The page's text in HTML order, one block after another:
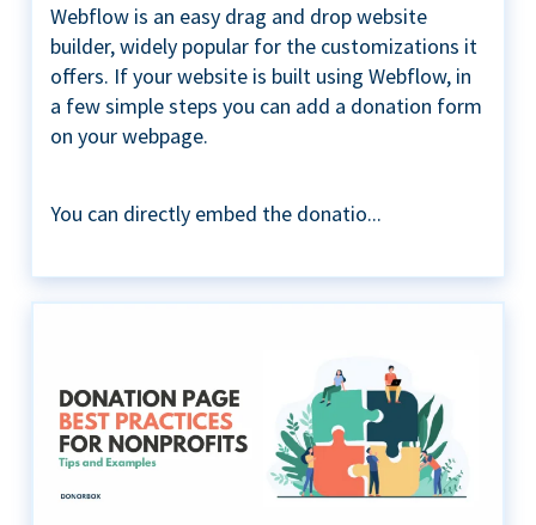
Webflow is an easy drag and drop website
builder, widely popular for the customizations it
offers. If your website is built using Webflow, in
a few simple steps you can add a donation form
on your webpage.
You can directly embed the donatio...